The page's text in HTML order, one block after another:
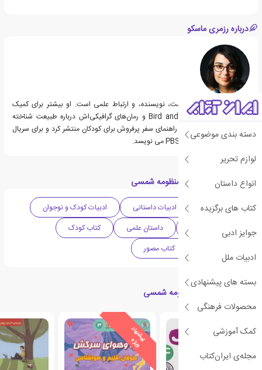
دسته بندی موضوعی
لوازم تحریر
انواع داستان
کتاب های برگزیده
جوایز ادبی
ادبیات ملل
بسته های پیشنهادی
محصولات فرهنگی
کمک آموزشی
مجله‌ی ایران‌کتاب
درباره رزمری ماسکو
رزمری ماسکو کاریکاتوریست، نویسنده، و ارتباط علمی است. او بیشتر برای کمیک
علمی و طبیعی Bird and Moon و رمان‌های گرافیکی‌اش درباره طبیعت شناخته
می‌شود. او همچنین یک راهنمای سفر پرفروش برای کودکان منتشر کرد و برای سریال
PBS Elinor Wonders Why می نویسد.
دسته بندی های کتاب منظومه شمسی
ادبیات کانادا ادبیات داستانی
ادبیات کودک و نوجوان
دهه 2010 میلادی
داستان علمی
کتاب کودک
کتاب مصور
کتاب های مرتبط با منظومه شمسی
پ
ی
ش
ن
ه
ا
د
و
ی
ژ
ه